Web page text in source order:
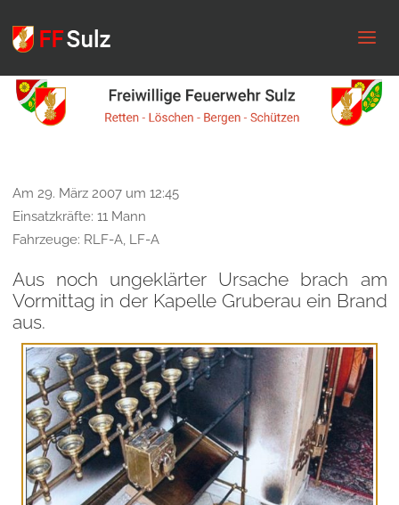
Am 29. März 2007 um 12:45
Einsatzkräfte: 11 Mann
Fahrzeuge: RLF-A, LF-A
Aus noch ungeklärter Ursache brach am
Vormittag in der Kapelle Gruberau ein Brand
aus.